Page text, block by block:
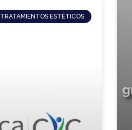
TRATAMIENTOS ESTÉTICOS